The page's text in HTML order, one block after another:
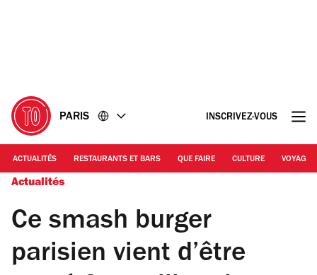
PARIS INSCRIVEZ-VOUS
ACTUALITÉS RESTAURANTS ET BARS QUE FAIRE CULTURE VOYAGE
Actualités
Ce smash burger
parisien vient d’être